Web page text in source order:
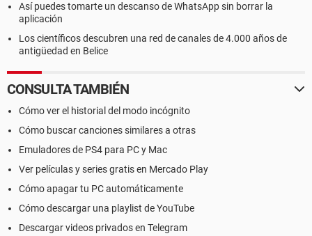
Así puedes tomarte un descanso de WhatsApp sin borrar la
aplicación
Los científicos descubren una red de canales de 4.000 años de
antigüedad en Belice
CONSULTA TAMBIÉN
Cómo ver el historial del modo incógnito
Cómo buscar canciones similares a otras
Emuladores de PS4 para PC y Mac
Ver películas y series gratis en Mercado Play
Cómo apagar tu PC automáticamente
Cómo descargar una playlist de YouTube
Descargar videos privados en Telegram